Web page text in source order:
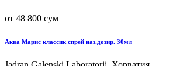
от 48 800 сум
Аква Марис классик спрей наз.дозир. 30мл